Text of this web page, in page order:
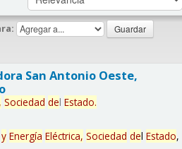
San Antonio Oeste,
Sociedad del Estado.
y Energía Eléctrica, Sociedad del Estado,